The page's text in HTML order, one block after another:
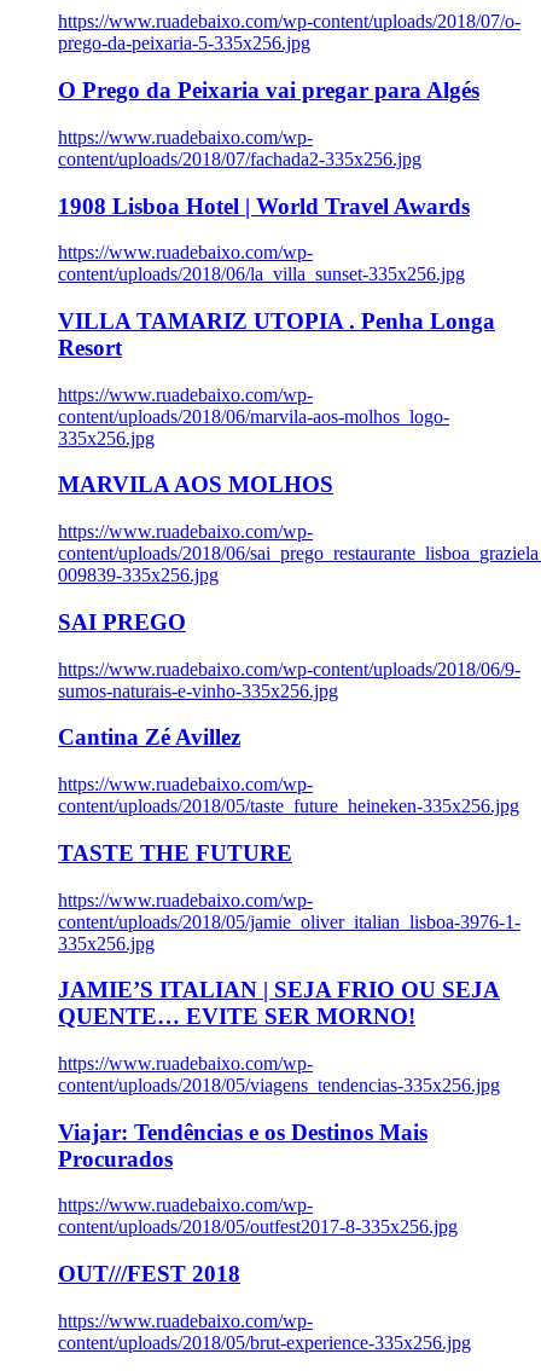
https://www.ruadebaixo.com/wp-content/uploads/2018/07/o-
prego-da-peixaria-5-335x256.jpg
O Prego da Peixaria vai pregar para Algés
https://www.ruadebaixo.com/wp-
content/uploads/2018/07/fachada2-335x256.jpg
1908 Lisboa Hotel | World Travel Awards
https://www.ruadebaixo.com/wp-
content/uploads/2018/06/la_villa_sunset-335x256.jpg
VILLA TAMARIZ UTOPIA . Penha Longa
Resort
https://www.ruadebaixo.com/wp-
content/uploads/2018/06/marvila-aos-molhos_logo-
335x256.jpg
MARVILA AOS MOLHOS
https://www.ruadebaixo.com/wp-
content/uploads/2018/06/
009839-335x256.jpg
SAI PREGO
https://www.ruadebaixo.com/wp-content/uploads/2018/06/9-
sumos-naturais-e-vinho-335x256.jpg
Cantina Zé Avillez
https://www.ruadebaixo.com/wp-
content/uploads/2018/05/taste_future_heineken-335x256.jpg
TASTE THE FUTURE
https://www.ruadebaixo.com/wp-
content/uploads/2018/05/jamie_oliver_italian_lisboa-3976-1-
335x256.jpg
JAMIE’S ITALIAN | SEJA FRIO OU SEJA
QUENTE… EVITE SER MORNO!
https://www.ruadebaixo.com/wp-
content/uploads/2018/05/viagens_tendencias-335x256.jpg
Viajar: Tendências e os Destinos Mais
Procurados
https://www.ruadebaixo.com/wp-
content/uploads/2018/05/outfest2017-8-335x256.jpg
OUT///FEST 2018
https://www.ruadebaixo.com/wp-
content/uploads/2018/05/brut-experience-335x256.jpg